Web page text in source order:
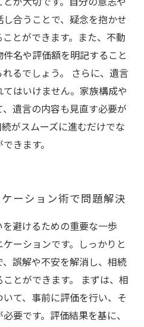
合うことで、疑念を抱かせ
とができます。また、不動
名や評価額を明記すること
るでしょう。 さらに、遺言
はいけません。家族構成や
遺言の内容も見直す必要が
がスムーズに進むだけでな
きます。
ーション術で問題解決
避けるための重要な一歩
ーションです。しっかりと
誤解や不安を解消し、相続
とができます。 まずは、相
て、事前に評価を行い、そ
要です。評価結果を基に、